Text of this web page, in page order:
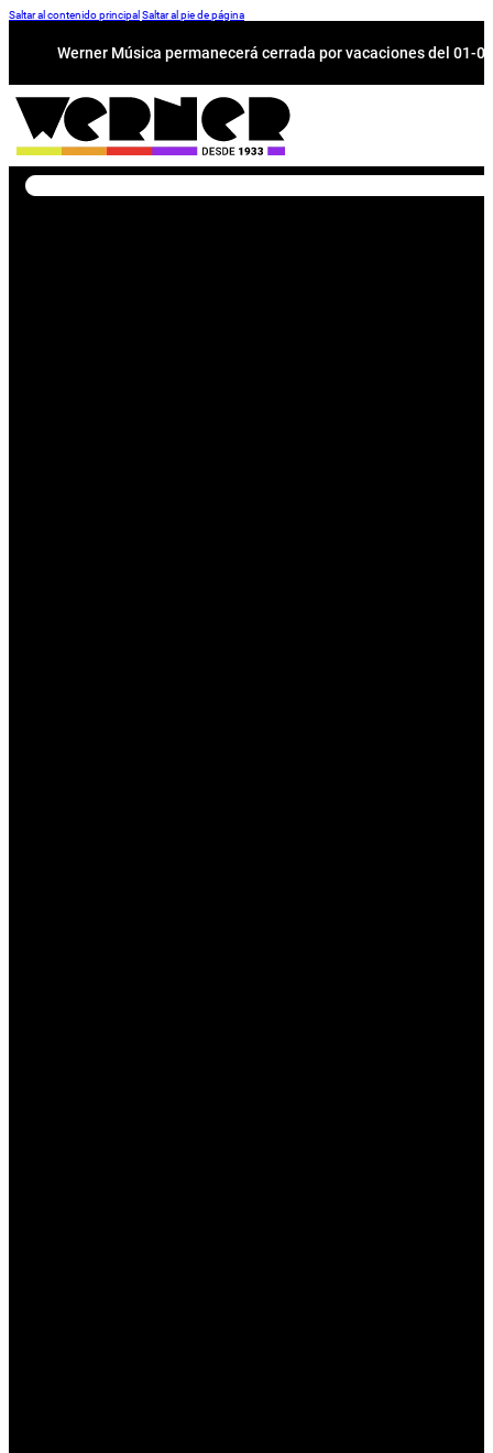
Saltar al contenido principal Saltar al pie de página
Werner Música permanecerá cerrada por vacaciones del 01-
Buscar